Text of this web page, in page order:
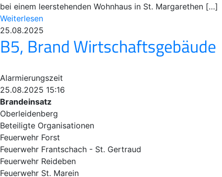
bei einem leerstehenden Wohnhaus in St. Margarethen […]
Weiterlesen
25.08.2025
B5, Brand Wirtschaftsgebäude
Alarmierungszeit
25.08.2025 15:16
Brandeinsatz
Oberleidenberg
Beteiligte Organisationen
Feuerwehr Forst
Feuerwehr Frantschach - St. Gertraud
Feuerwehr Reideben
Feuerwehr St. Marein